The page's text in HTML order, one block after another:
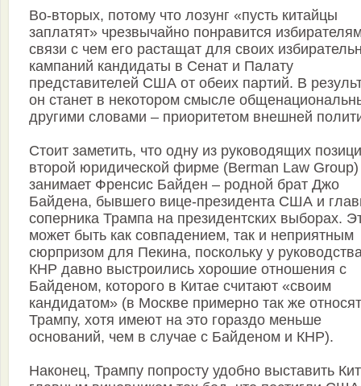
Во-вторых, потому что лозунг «пусть китайцы
заплатят» чрезвычайно понравится
связи с чем его растащат для своих
кампаний кандидаты в Сенат и Палату
представителей США от обеих партий. В
он станет в некотором смысле
другими словами – приоритетом внешней
Стоит заметить, что одну из руководящих
второй юридической фирме (Berman Law Group)
занимает Френсис Байден – родной брат Джо
Байдена, бывшего вице-президента США и
соперника Трампа на президентских выборах.
может быть как совпадением, так и неприятным
сюрпризом для Пекина, поскольку у
КНР давно выстроились хорошие отношения с
Байденом, которого в Китае считают «своим
кандидатом» (в Москве примерно так же
Трампу, хотя имеют на это гораздо меньше
оснований, чем в случае с Байденом и КНР).
Наконец, Трампу попросту удобно выставить